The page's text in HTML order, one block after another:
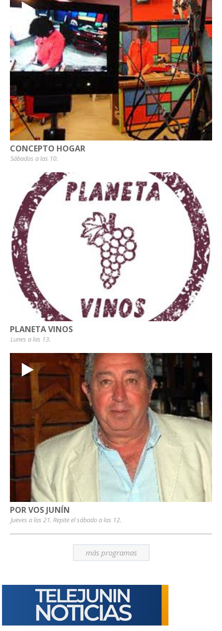
CONCEPTO HOGAR
Sábados a las 10.
PLANETA VINOS
Lunes a las 13.
POR VOS JUNÍN
Jueves a las 21. Repite el sábado a las 12.
más programas